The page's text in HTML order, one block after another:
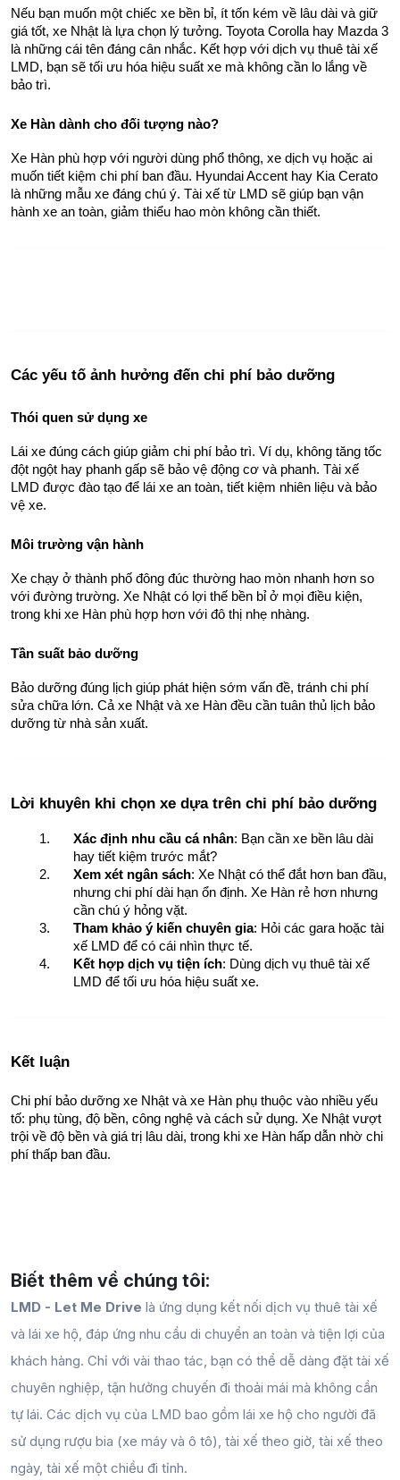
Nếu bạn muốn một chiếc xe bền bỉ, ít tốn kém về lâu dài và giữ
giá tốt, xe Nhật là lựa chọn lý tưởng. Toyota Corolla hay Mazda 3
là những cái tên đáng cân nhắc. Kết hợp với dịch vụ thuê tài xế
LMD, bạn sẽ tối ưu hóa hiệu suất xe mà không cần lo lắng về
bảo trì.
Xe Hàn dành cho đối tượng nào?
Xe Hàn phù hợp với người dùng phổ thông, xe dịch vụ hoặc ai
muốn tiết kiệm chi phí ban đầu. Hyundai Accent hay Kia Cerato
là những mẫu xe đáng chú ý. Tài xế từ LMD sẽ giúp bạn vận
hành xe an toàn, giảm thiểu hao mòn không cần thiết.
Các yếu tố ảnh hưởng đến chi phí bảo dưỡng
Thói quen sử dụng xe
Lái xe đúng cách giúp giảm chi phí bảo trì. Ví dụ, không tăng tốc
đột ngột hay phanh gấp sẽ bảo vệ động cơ và phanh. Tài xế
LMD được đào tạo để lái xe an toàn, tiết kiệm nhiên liệu và bảo
vệ xe.
Môi trường vận hành
Xe chạy ở thành phố đông đúc thường hao mòn nhanh hơn so
với đường trường. Xe Nhật có lợi thế bền bỉ ở mọi điều kiện,
trong khi xe Hàn phù hợp hơn với đô thị nhẹ nhàng.
Tần suất bảo dưỡng
Bảo dưỡng đúng lịch giúp phát hiện sớm vấn đề, tránh chi phí
sửa chữa lớn. Cả xe Nhật và xe Hàn đều cần tuân thủ lịch bảo
dưỡng từ nhà sản xuất.
Lời khuyên khi chọn xe dựa trên chi phí bảo dưỡng
Xác định nhu cầu cá nhân: Bạn cần xe bền lâu dài
hay tiết kiệm trước mắt?
Xem xét ngân sách: Xe Nhật có thể đắt hơn ban đầu,
nhưng chi phí dài hạn ổn định. Xe Hàn rẻ hơn nhưng
cần chú ý hỏng vặt.
Tham khảo ý kiến chuyên gia: Hỏi các gara hoặc tài
xế LMD để có cái nhìn thực tế.
Kết hợp dịch vụ tiện ích: Dùng dịch vụ thuê tài xế
LMD để tối ưu hóa hiệu suất xe.
Kết luận
Chi phí bảo dưỡng xe Nhật và xe Hàn phụ thuộc vào nhiều yếu
tố: phụ tùng, độ bền, công nghệ và cách sử dụng. Xe Nhật vượt
trội về độ bền và giá trị lâu dài, trong khi xe Hàn hấp dẫn nhờ chi
phí thấp ban đầu.
Biết thêm về chúng tôi:
LMD - Let Me Drive là ứng dụng kết nối dịch vụ thuê tài xế
và lái xe hộ, đáp ứng nhu cầu di chuyển an toàn và tiện lợi của
khách hàng. Chỉ với vài thao tác, bạn có thể dễ dàng đặt tài xế
chuyên nghiệp, tận hưởng chuyến đi thoải mái mà không cần
tự lái. Các dịch vụ của LMD bao gồm lái xe hộ cho người đã
sử dụng rượu bia (xe máy và ô tô), tài xế theo giờ, tài xế theo
ngày, tài xế một chiều đi tỉnh.